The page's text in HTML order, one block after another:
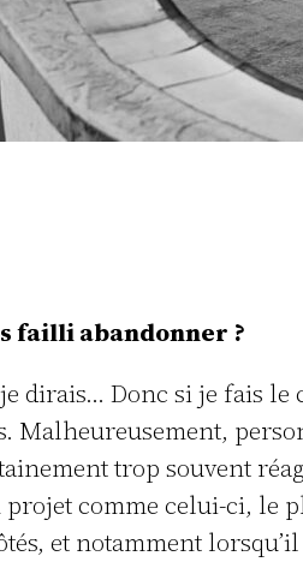
failli abandonner ?
dirais… Donc si je fais
Malheureusement,
trop souvent
comme celui-ci, le
et notamment